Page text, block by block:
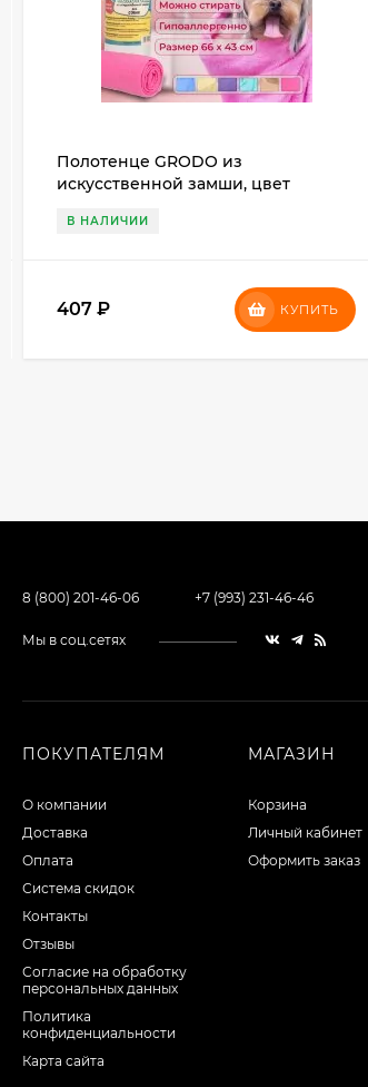
Полотенце GRODO из
искусственной замши, цвет
В НАЛИЧИИ
407 ₽ КУПИТЬ
8 (800) 201-46-06 +7 (993) 231-46-46
Мы в соц.сетях
ПОКУПАТЕЛЯМ
О компании
Доставка
Оплата
Система скидок
Контакты
Отзывы
Согласие на обработку
персональных данных
Политика
конфиденциальности
Карта сайта
МАГАЗИН
Корзина
Личный кабинет
Оформить заказ